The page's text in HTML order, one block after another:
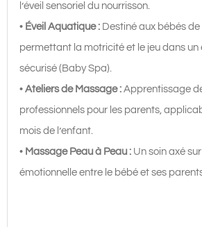
l’éveil sensoriel du nourrisson.
• Éveil Aquatique : Destiné aux bébés de
permettant la motricité et le jeu dans un
sécurisé (Baby Spa).
•Ateliers de Massage : Apprentissage
professionnels pour les parents,
mois de l’enfant.
• Massage Peau à Peau : Un soin axé
émotionnelle entre le bébé et ses